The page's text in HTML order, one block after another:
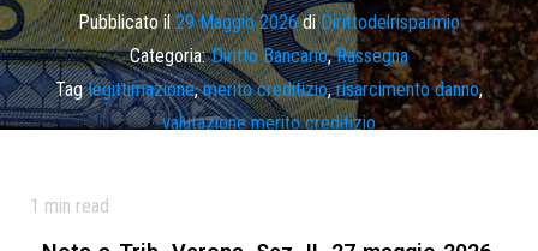
Pubblicato il29 Maggio 2026diDirittodelrisparmio
Categoria: Diritto Bancario,Rassegna
Tag legittimazione,merito creditizio,risarcimento danno,
valutazione merito creditizio
1 min read